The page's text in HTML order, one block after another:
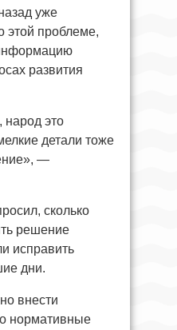
уже
этой проблеме,
развития
народ это
детали тоже
—
сколько
решение
исправить
дни.
внести
нормативные